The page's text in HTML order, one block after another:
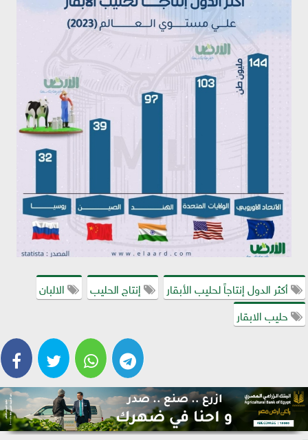
أكثر الدول إنتاجاً لحليب الأبقار إنتاج الحليب
الالبان
حليب الابقار